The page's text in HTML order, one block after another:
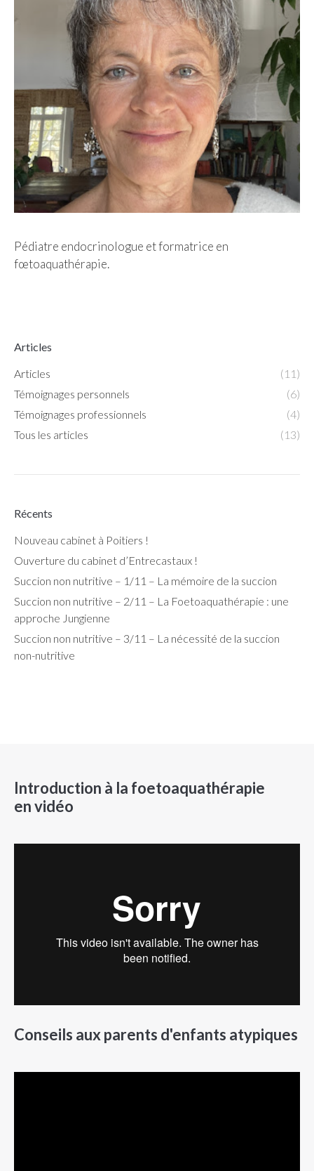
Pédiatre endocrinologue et formatrice en
fœtoaquathérapie.
Articles
Articles
(11)
Témoignages personnels
(6)
Témoignages professionnels
(4)
Tous les articles
(13)
Récents
Nouveau cabinet à Poitiers !
Ouverture du cabinet d’Entrecastaux !
Succion non nutritive – 1/11 – La mémoire de la succion
Succion non nutritive – 2/11 – La Foetoaquathérapie : une
approche Jungienne
Succion non nutritive – 3/11 – La nécessité de la succion
non-nutritive
Introduction à la foetoaquathérapie
en vidéo
Conseils aux parents d'enfants atypiques